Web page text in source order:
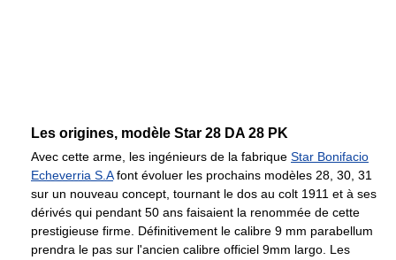
Les origines, modèle Star 28 DA 28 PK
Avec cette arme, les ingénieurs de la fabrique Star Bonifacio
Echeverria S.Afont évoluer les prochains modèles 28, 30, 31
sur un nouveau concept, tournant le dos au colt 1911 et à ses
dérivés qui pendant 50 ans faisaient la renommée de cette
prestigieuse firme. Définitivement le calibre 9 mm parabellum
prendra le pas sur l'ancien calibre officiel 9mm largo. Les